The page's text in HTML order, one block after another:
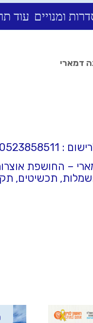
ומנויים עוד
דמארי
– החושפת אוצרות
תכשיטים,